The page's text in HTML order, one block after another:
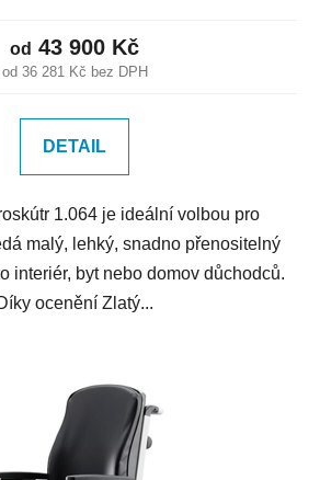
od 36 281 Kč bez DPH
od 43 900 Kč
DETAIL
1.064 je ideální volbou pro
malý, lehký, snadno přenositelný
interiér, byt nebo domov důchodců.
ocenění Zlatý...